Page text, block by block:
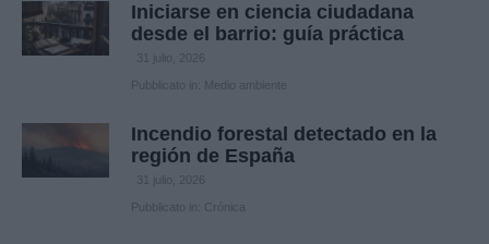
Iniciarse en ciencia ciudadana
desde el barrio: guía práctica
31 julio, 2026
Pubblicato in: Medio ambiente
Incendio forestal detectado en la
región de España
31 julio, 2026
Pubblicato in: Crónica